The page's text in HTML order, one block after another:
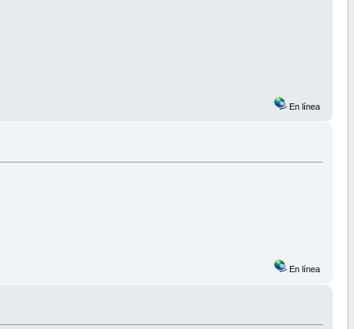
En línea
En línea